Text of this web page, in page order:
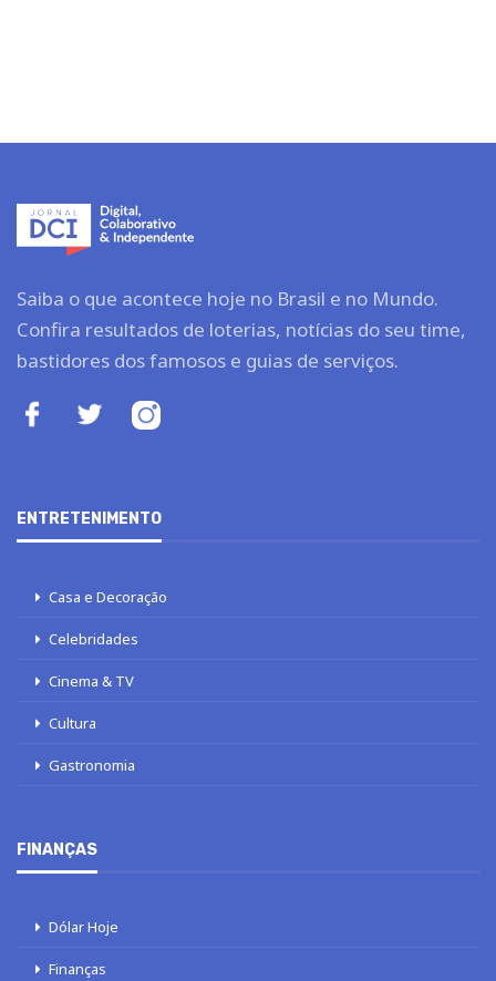
Saiba o que acontece hoje no Brasil e no Mundo.
Confira resultados de loterias, notícias do seu time,
bastidores dos famosos e guias de serviços.
ENTRETENIMENTO
Casa e Decoração
Celebridades
Cinema & TV
Cultura
Gastronomia
FINANÇAS
Dólar Hoje
Finanças